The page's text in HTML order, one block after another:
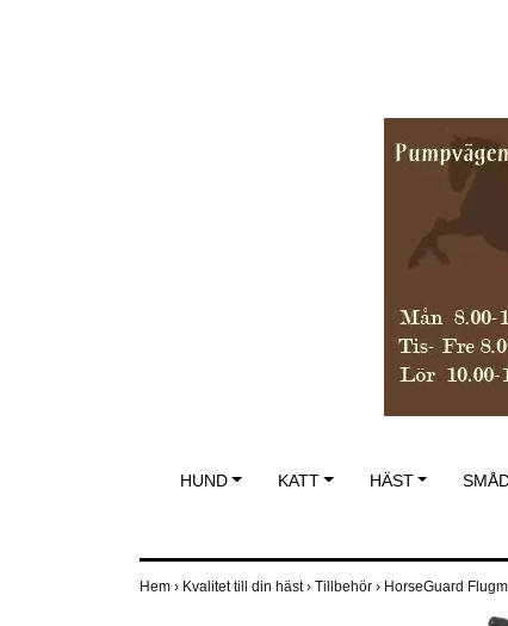
HUND KATT HÄST
Hem › Kvalitet till din häst› Tillbehör › HorseGuard